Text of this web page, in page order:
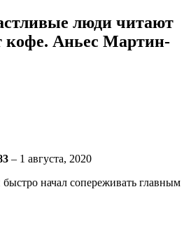
люди читают
Аньес Мартин-
– 1 августа, 2020
начал сопереживать главным